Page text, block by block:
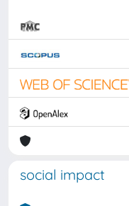
social impact